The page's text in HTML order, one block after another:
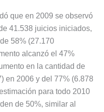
que en 2009 se observó
41.538 juicios iniciados,
58% (27.170
alcanzó el 47%
en la cantidad de
en 2006 y del 77% (6.878
para todo 2010
de 50%, similar al